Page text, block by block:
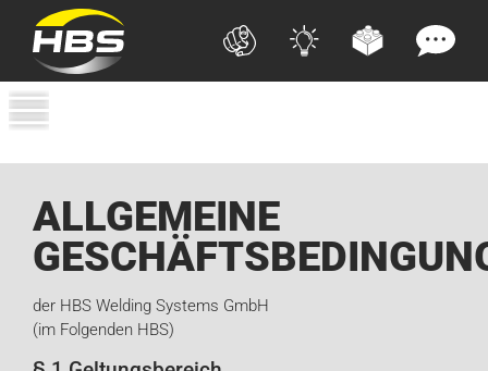
ALLGEMEINE
der HBS Welding Systems GmbH
(im Folgenden HBS)